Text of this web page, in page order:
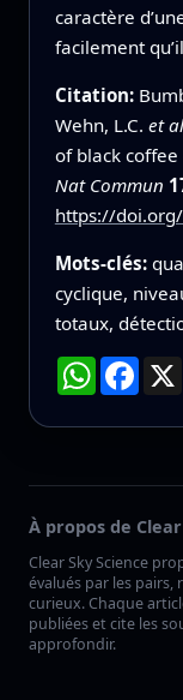
caractère
facilement
Citation:
Wehn, L.C. et
of black
Nat Commun
https://
Mots-clés:
cyclique,
totaux,
À propos de
Clear Sky Science
évalués par les pairs,
curieux. Chaque
publiées et cite les
approfondir.